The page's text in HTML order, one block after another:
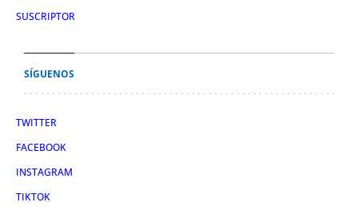
SUSCRIPTOR
SÍGUENOS
TWITTER
FACEBOOK
INSTAGRAM
TIKTOK